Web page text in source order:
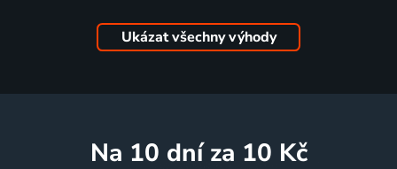
Ukázat všechny výhody
na 10 dní za 10 Kč